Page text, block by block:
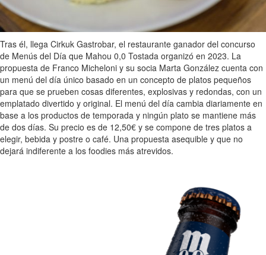
Tras él, llega Cirkuk Gastrobar, el restaurante ganador del concurso
de Menús del Día que Mahou 0,0 Tostada organizó en 2023. La
propuesta de Franco Micheloni y su socia Marta González cuenta con
un menú del día único basado en un concepto de platos pequeños
para que se prueben cosas diferentes, explosivas y redondas, con un
emplatado divertido y original. El menú del día cambia diariamente en
base a los productos de temporada y ningún plato se mantiene más
de dos días. Su precio es de 12,50€ y se compone de tres platos a
elegir, bebida y postre o café. Una propuesta asequible y que no
dejará indiferente a los foodies más atrevidos.